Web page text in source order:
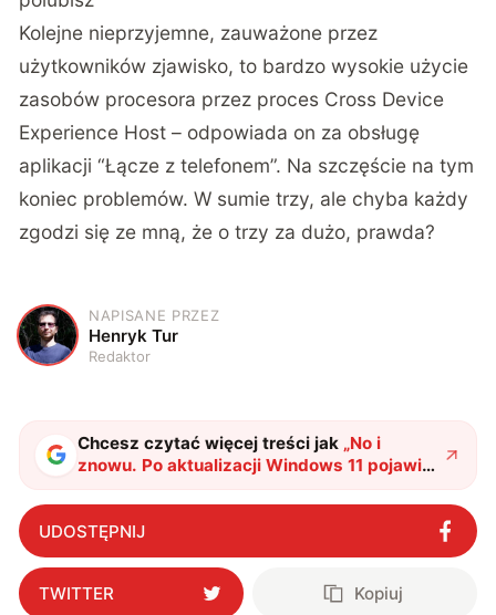
Kolejne nieprzyjemne, zauważone przez
użytkowników zjawisko, to bardzo wysokie użycie
zasobów procesora przez proces Cross Device
Experience Host – odpowiada on za obsługę
aplikacji “Łącze z telefonem”. Na szczęście na tym
koniec problemów. W sumie trzy, ale chyba każdy
zgodzi się ze mną, że o trzy za dużo, prawda?
H
NAPISANE PRZEZ
Henryk Tur
Redaktor
Chcesz czytać więcej treści jak „No i
znowu. Po aktualizacji Windows 11 pojawia
się mnóstwo problemów"?
UDOSTĘPNIJ
TWITTER Kopiuj